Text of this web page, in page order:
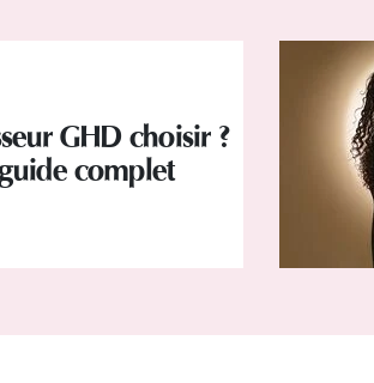
GHD choisir ?
complet